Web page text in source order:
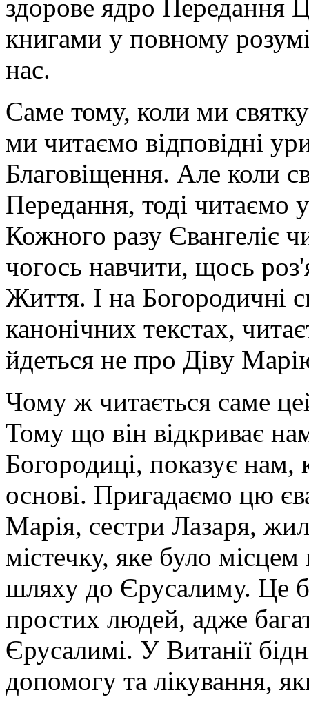
здорове ядро Передання
книгами у повному
нас.
Саме тому, коли ми
ми читаємо відповідні
Благовіщення. Але коли
Передання, тоді
Кожного разу Євангеліє
чогось навчити, щось
Життя. І на Богородичні
канонічних текстах,
йдеться не про Діву
Чому ж читається саме
Тому що він відкриває
Богородиці, показує
основі. Пригадаємо цю
Марія, сестри Лазаря,
містечку, яке було
шляху до Єрусалиму. Це
простих людей, адже
Єрусалимі. У Витанії
допомогу та лікування,
разу
Євангеліє
для
щоб
нас
навчити,
щось
наситити
нас
Словом
Життя.
Богородичні
свята,
які
не
згадуються
канонічних
читається
саме
цей
уривок,
йдеться
не
Діву
Марію,
про
Лазаря.
читається
саме
цей
про
Марту
Марію?
що
він
відкриває
нам